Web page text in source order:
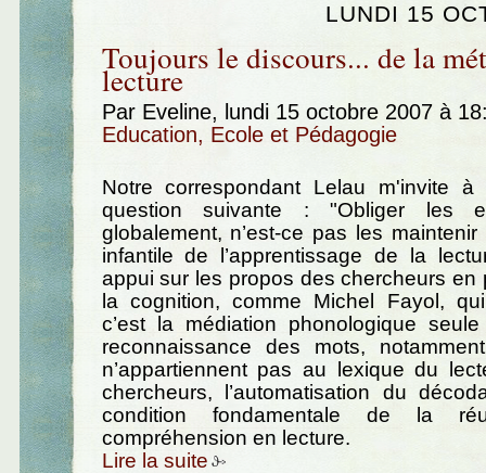
LUNDI 15
Toujours le discours... de la
lecture
Par Eveline, lundi 15 octobre 2007 à
Education, Ecole et Pédagogie
Notre correspondant Lelau m'invite
question suivante : "Obliger les
globalement, n’est-ce pas les
infantile de l’apprentissage de la
appui sur les propos des chercheurs en
la cognition, comme Michel Fayol,
c’est la médiation phonologique
reconnaissance des mots,
n’appartiennent pas au lexique du
chercheurs, l’automatisation du
condition fondamentale de la
compréhension en lecture.
Lire la suite